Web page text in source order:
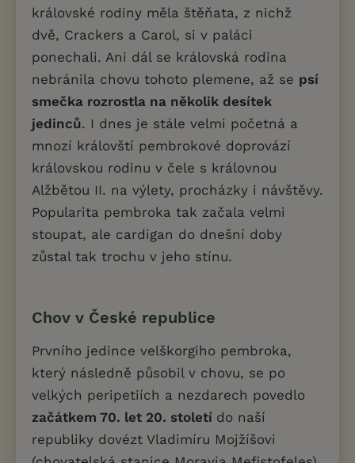
královské rodiny měla štěňata, z nichž
dvě, Crackers a Carol, si v paláci
ponechali. Ani dál se královská rodina
nebránila chovu tohoto plemene, až se psí
smečka rozrostla na několik desítek
jedinců. I dnes je stále velmi početná a
mnozí královští pembrokové doprovází
královskou rodinu v čele s královnou
Alžbětou II. na výlety, procházky i návštěvy.
Popularita pembroka tak začala velmi
stoupat, ale cardigan do dnešní doby
zůstal tak trochu v jeho stínu.
Chov v České republice
Prvního jedince velškorgiho pembroka,
který následně působil v chovu, se po
velkých peripetiích a nezdarech povedlo
začátkem 70. let 20. století do naší
republiky dovézt Vladimíru Mojžíšovi